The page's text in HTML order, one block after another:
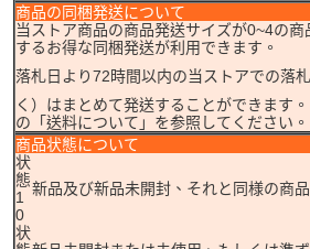
商品の同梱発送について
当ストア商品の商品発送サイズが0~4の
するお得な同梱発送が利用できます。
落札日より72時間以内の当ストアでの落
く）はまとめて発送することができます
の「送料について」を参照してください。
商品状態について
状
態
1
0
新品及び新品未開封、それと同様の商品
状